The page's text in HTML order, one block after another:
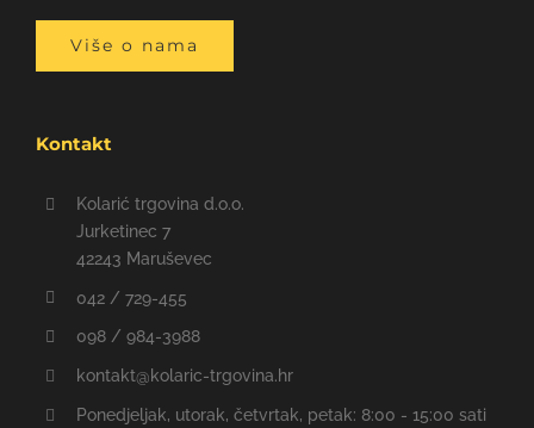
Više o nama
Kontakt
Kolarić trgovina d.o.o.
Jurketinec 7
42243 Maruševec
042 / 729-455
098 / 984-3988
kontakt@kolaric-trgovina.hr
Ponedjeljak, utorak, četvrtak, petak: 8:00 - 15:00 sati